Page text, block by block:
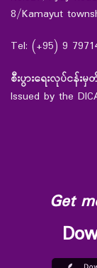
8/Kamayut
Tel: (+95) 9
စီးပွားရေးလုပ်င
Issued by the
Get